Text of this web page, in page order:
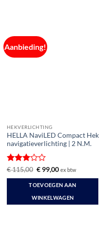
Aanbieding!
HEKVERLICHTING
HELLA NaviLED Compact Hek
navigatieverlichting | 2 N.M.
Gewaardeerd
3uit 5
€115,00 Oorspronkelijke
was:
€ 115,00.
€99,00Huidige
is:
€ 99,00.
ex btw
TOEVOEGEN AAN
WINKELWAGEN